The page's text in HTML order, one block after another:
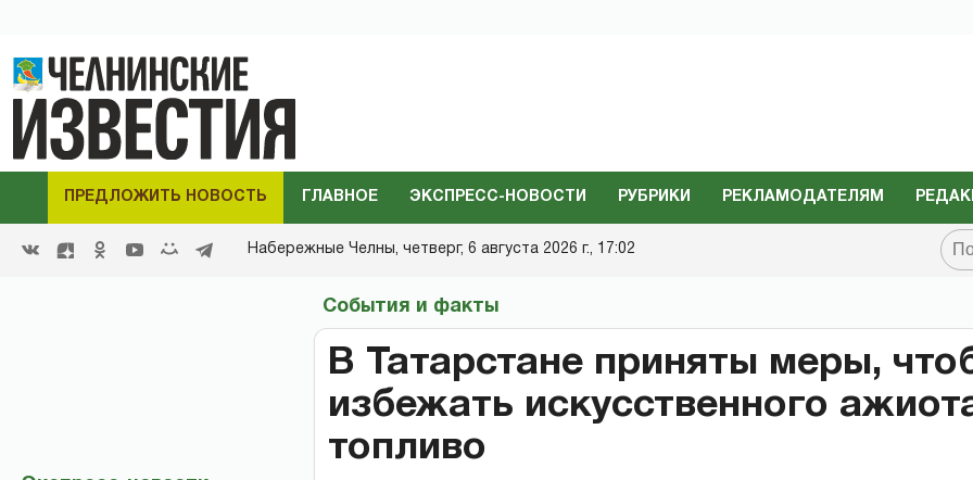
ПРЕДЛОЖИТЬ НОВОСТЬ ГЛАВНОЕ ЭКСПРЕСС-НОВОСТИ РУБРИКИ РЕКЛАМОДАТЕЛЯМ
Набережные Челны, четверг, 6 августа 2026 г., 17:02
События и факты
В Татарстане приняты меры,
избежать искусственного
топливо